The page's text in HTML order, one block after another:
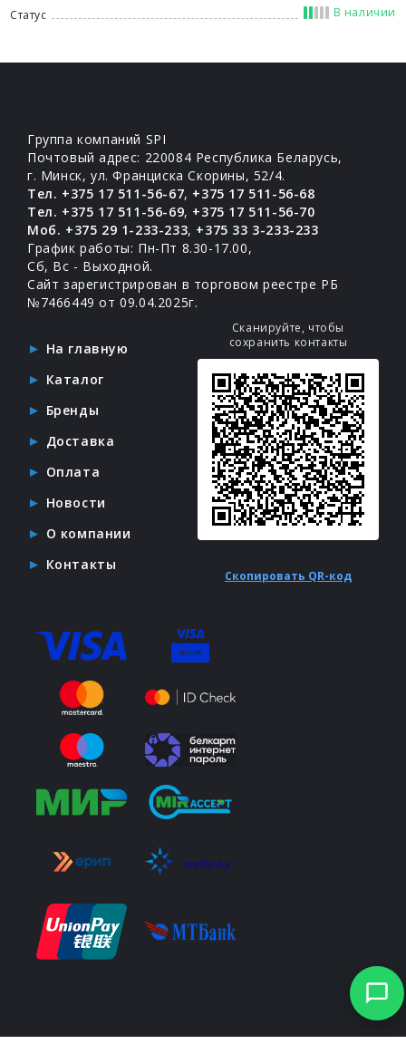
Статус
В наличии
Группа компаний SPI
Почтовый адрес: 220084 Республика Беларусь,
г. Минск, ул. Франциска Скорины, 52/4.
Тел. +375 17 511-56-67, +375 17 511-56-68
Тел. +375 17 511-56-69, +375 17 511-56-70
Моб. +375 29 1-233-233, +375 33 3-233-233
График работы: Пн-Пт 8.30-17.00,
Сб, Вс - Выходной.
Сайт зарегистрирован в торговом реестре РБ
№7466449 от 09.04.2025г.
На главную
Каталог
Бренды
Доставка
Оплата
Новости
О компании
Контакты
Сканируйте, чтобы
сохранить контакты
Скопировать QR-код